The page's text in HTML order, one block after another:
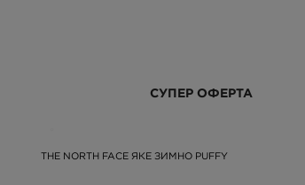
СУПЕР ОФЕРТА
THE NORTH FACE ЯКЕ ЗИМНО PUFFY